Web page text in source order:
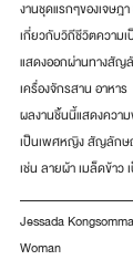
งานชุดแรกๆของเจษ
เกี่ยวกับวิถีชีวิตความ
แสดงออกผ่านทางสัญ
เครื่องจักรสาน อาหาร
ผลงานชิ้นนี้แสดงควา
เป็นเพศหญิง สัญลักษ
เช่น ลายผ้า เมล็ดข้าว
Jessada
Woman